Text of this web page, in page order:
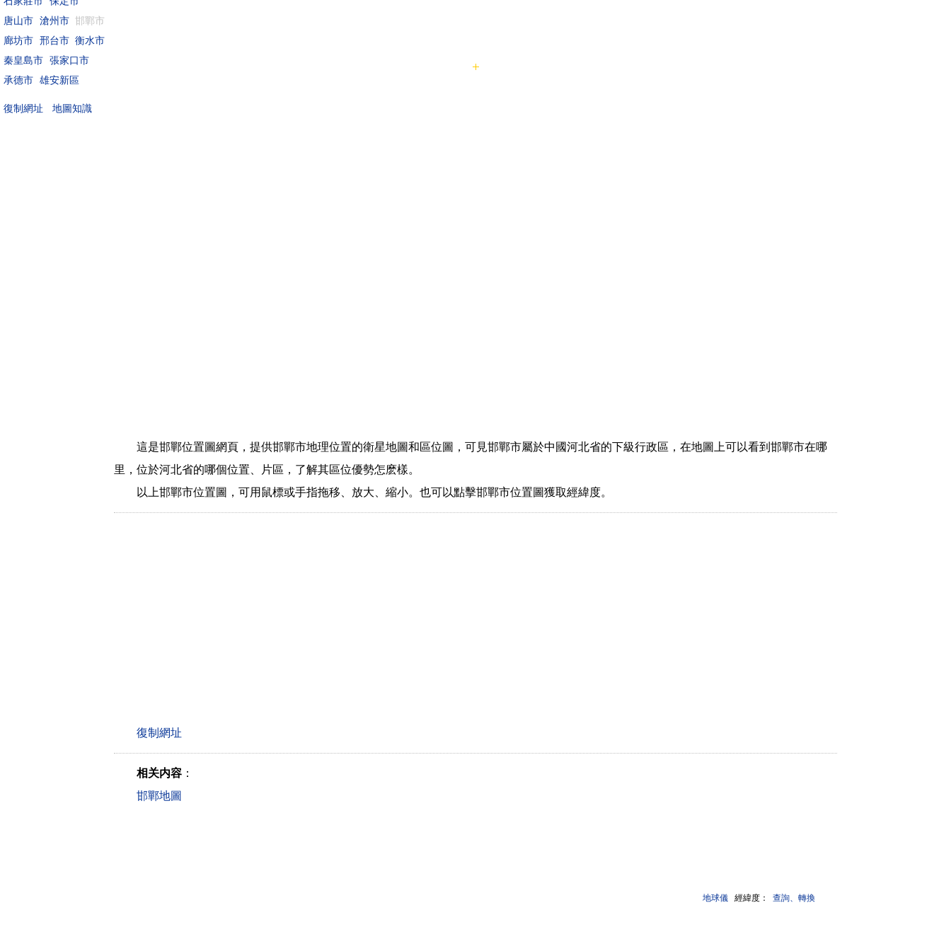
唐山市 滄州市 邯鄲市
廊坊市 邢台市 衡水市
秦皇島市 張家口市
承德市 雄安新區
地圖知識
地球儀 經緯度： 查詢、轉換
這是邯鄲位置圖網頁，提供邯鄲市地理位置的衛星地圖和區位圖，可見邯鄲市屬於中國河北省的下級行政區，在地圖上可以看到邯鄲市在哪
里，位於河北省的哪個位置、片區，了解其區位優勢怎麽樣。
以上邯鄲市位置圖，可用鼠標或手指拖移、放大、縮小。也可以點擊邯鄲市位置圖獲取經緯度。
相关内容 ：
邯鄲地圖